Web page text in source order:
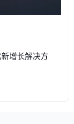
增长解决方